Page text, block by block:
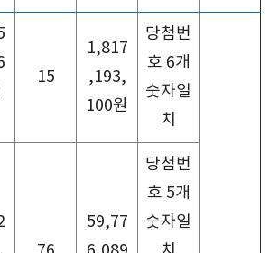
15
1,817
,193,
100원
당첨번
호 6개
숫자일
치
59,77
당첨번
호 5개
숫자일